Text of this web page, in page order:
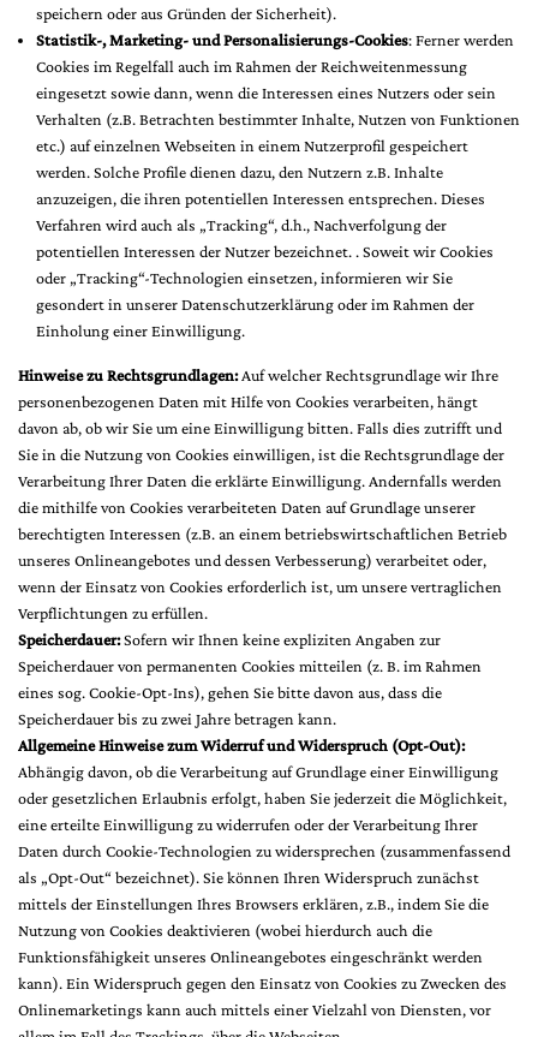
speichern oder aus Gründen der Sicherheit).
Statistik-, Marketing- und Personalisierungs-Cookies: Ferner werden
Cookies im Regelfall auch im Rahmen der Reichweitenmessung
eingesetzt sowie dann, wenn die Interessen eines Nutzers oder sein
Verhalten (z.B. Betrachten bestimmter Inhalte, Nutzen von Funktionen
etc.) auf einzelnen Webseiten in einem Nutzerprofil gespeichert
werden. Solche Profile dienen dazu, den Nutzern z.B. Inhalte
anzuzeigen, die ihren potentiellen Interessen entsprechen. Dieses
Verfahren wird auch als „Tracking“, d.h., Nachverfolgung der
potentiellen Interessen der Nutzer bezeichnet. . Soweit wir Cookies
oder „Tracking“-Technologien einsetzen, informieren wir Sie
gesondert in unserer Datenschutzerklärung oder im Rahmen der
Einholung einer Einwilligung.
Hinweise zu Rechtsgrundlagen:Auf welcher Rechtsgrundlage wir Ihre
personenbezogenen Daten mit Hilfe von Cookies verarbeiten, hängt
davon ab, ob wir Sie um eine Einwilligung bitten. Falls dies zutrifft und
Sie in die Nutzung von Cookies einwilligen, ist die Rechtsgrundlage der
Verarbeitung Ihrer Daten die erklärte Einwilligung. Andernfalls werden
die mithilfe von Cookies verarbeiteten Daten auf Grundlage unserer
berechtigten Interessen (z.B. an einem betriebswirtschaftlichen Betrieb
unseres Onlineangebotes und dessen Verbesserung) verarbeitet oder,
wenn der Einsatz von Cookies erforderlich ist, um unsere vertraglichen
Verpflichtungen zu erfüllen.
Speicherdauer:Sofern wir Ihnen keine expliziten Angaben zur
Speicherdauer von permanenten Cookies mitteilen (z. B. im Rahmen
eines sog. Cookie-Opt-Ins), gehen Sie bitte davon aus, dass die
Speicherdauer bis zu zwei Jahre betragen kann.
Allgemeine Hinweise zum Widerruf und Widerspruch (Opt-Out):
Abhängig davon, ob die Verarbeitung auf Grundlage einer Einwilligung
oder gesetzlichen Erlaubnis erfolgt, haben Sie jederzeit die Möglichkeit,
eine erteilte Einwilligung zu widerrufen oder der Verarbeitung Ihrer
Daten durch Cookie-Technologien zu widersprechen (zusammenfassend
als „Opt-Out“ bezeichnet). Sie können Ihren Widerspruch zunächst
mittels der Einstellungen Ihres Browsers erklären, z.B., indem Sie die
Nutzung von Cookies deaktivieren (wobei hierdurch auch die
Funktionsfähigkeit unseres Onlineangebotes eingeschränkt werden
kann). Ein Widerspruch gegen den Einsatz von Cookies zu Zwecken des
Onlinemarketings kann auch mittels einer Vielzahl von Diensten, vor